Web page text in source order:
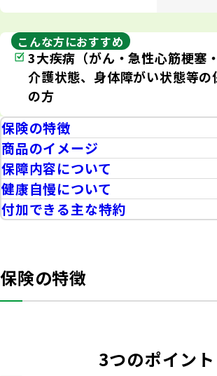
書類の再発行
満期保険金などのご請求
資金の引出し
保険料の払込み・貸付金のご返済
マイナンバーカードによるお手続
その他のお手続き
ご契約者さま向けサービス
諸利率のお知らせ
お客さま宛通知「大樹生命
生命保険料控除制度について
探してみよう！あなたにぴった
生命保険商品一覧
損害保険商品
生命保険について知る
大樹あんしんナビゲーター
各都道府県中小企業団体中
皆さま
福利厚生制度関連
福利厚生制度等
ガイドブック「団体保険におけ
のご請求手続きとお支払いについ
大樹 企業保険ダイレクトシステ
各種照会・お手続きサービス）
団体年金制度
団体年金運用商品
企業年金の事務再委託先変更につ
知る・楽しむ トップ
大樹生命ブログ
お金について知る
公的保障試算ツール
相続税シミュレーション
教育費シミュレーター
長生き診断
大樹生命について
大樹生命について トップ
トップメッセージ
会社情報
業績案内
サステナビリティ経営
大樹生命 CM紹介
よくある質問
こんな方におすすめ
3大疾病（がん・急性心筋梗塞
介護状態、身体障がい状態等の
の方
保険の特徴
商品のイメージ
保障内容について
健康自慢について
付加できる主な特約
保険の特徴
3つのポイント